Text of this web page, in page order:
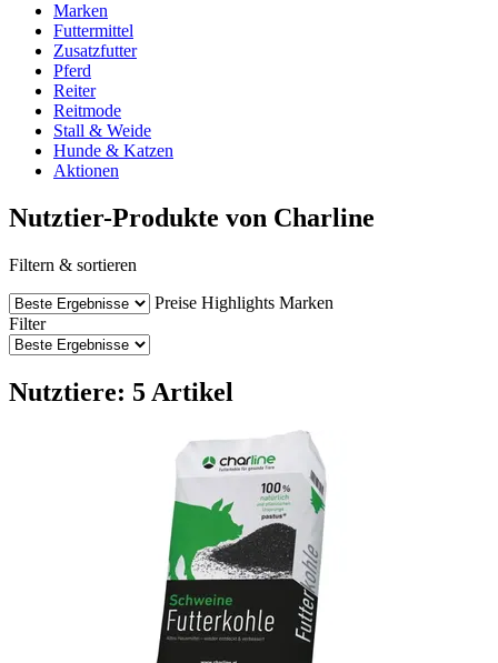
Marken
Futtermittel
Zusatzfutter
Pferd
Reiter
Reitmode
Stall & Weide
Hunde & Katzen
Aktionen
Nutztier-Produkte von Charline
Filtern & sortieren
Preise Highlights Marken
Filter
Nutztiere: 5 Artikel